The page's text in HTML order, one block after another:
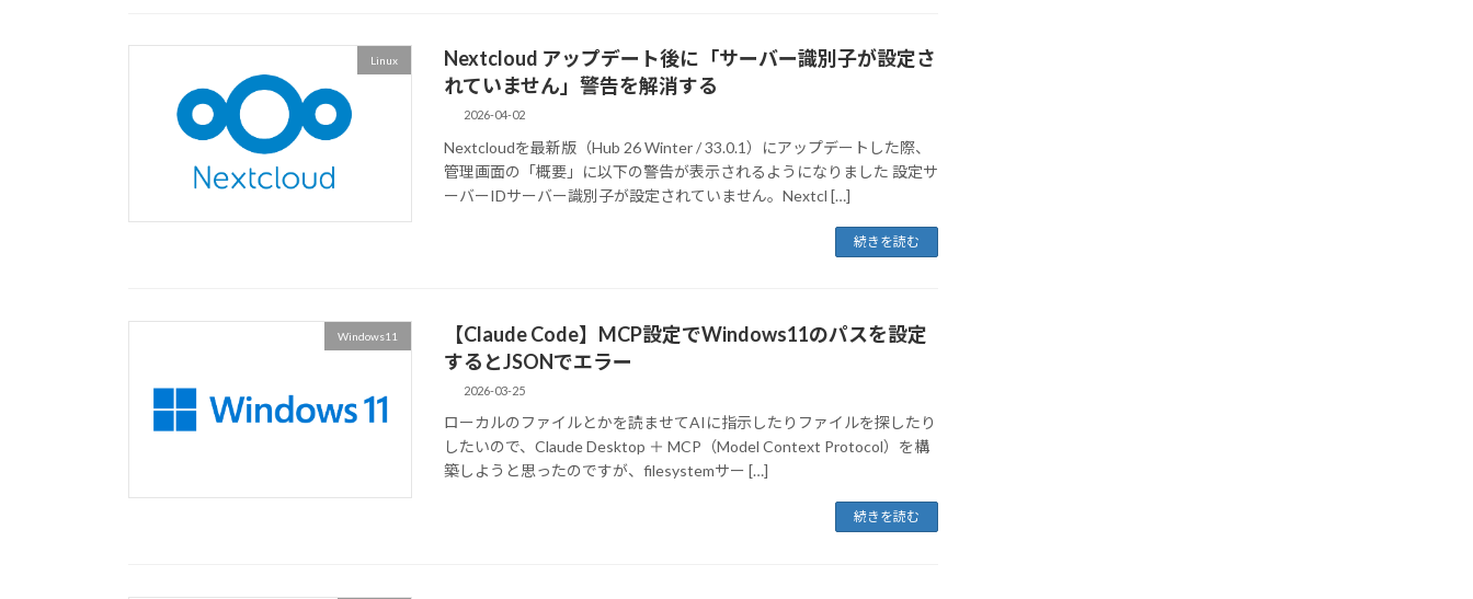
Linux
Nextcloud アップデート後に「サーバー識別子が設定さ
れていません」警告を解消する
2026-04-02
Nextcloudを最新版（Hub 26 Winter / 33.0.1）にアップデートした際、
管理画面の「概要」に以下の警告が表示されるようになりました 設定サ
ーバーIDサーバー識別子が設定されていません。Nextcl […]
続きを読む
Windows11
【Claude Code】MCP設定でWindows11のパスを設定
するとJSONでエラー
2026-03-25
ローカルのファイルとかを読ませてAIに指示したりファイルを探したり
したいので、Claude Desktop ＋ MCP（Model Context Protocol）を構
築しようと思ったのですが、filesystemサー […]
続きを読む